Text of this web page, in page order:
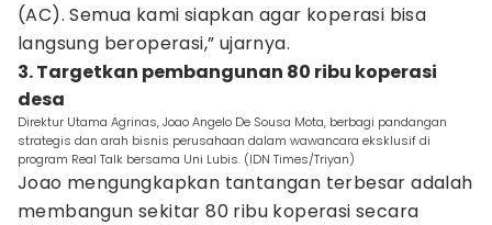
(AC). Semua kami siapkan agar koperasi bisa
langsung beroperasi,” ujarnya.
3. Targetkan pembangunan 80 ribu koperasi
desa
Direktur Utama Agrinas, Joao Angelo De Sousa Mota, berbagi pandangan
strategis dan arah bisnis perusahaan dalam wawancara eksklusif di
program Real Talk bersama Uni Lubis. (IDN Times/Triyan)
Joao mengungkapkan tantangan terbesar adalah
membangun sekitar 80 ribu koperasi secara